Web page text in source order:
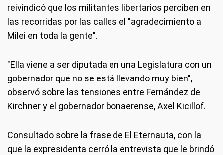
reivindicó que los militantes libertarios perciben en
las recorridas por las calles el "agradecimiento a
Milei en toda la gente".
"Ella viene a ser diputada en una Legislatura con un
gobernador que no se está llevando muy bien",
observó sobre las tensiones entre Fernández de
Kirchner y el gobernador bonaerense, Axel Kicillof.
Consultado sobre la frase de El Eternauta, con la
que la expresidenta cerró la entrevista que le brindó